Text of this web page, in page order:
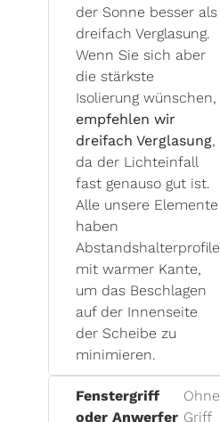
der Sonne besser als
dreifach Verglasung.
Wenn Sie sich aber
die stärkste
Isolierung wünschen,
empfehlen wir
dreifach Verglasung,
da der Lichteinfall
fast genauso gut ist.
Alle unsere Elemente
haben
Abstandshalterprofile
mit warmer Kante,
um das Beschlagen
auf der Innenseite
der Scheibe zu
minimieren.
Fenstergriff
oder Anwerfer
Ohne
Griff